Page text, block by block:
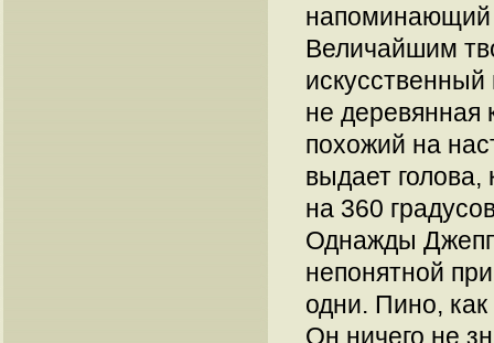
напоминающий
Величайшим
не деревянная
похожий на
выдает
на 360
Однажды
непонятной
одни. Пино,
Он ничего не